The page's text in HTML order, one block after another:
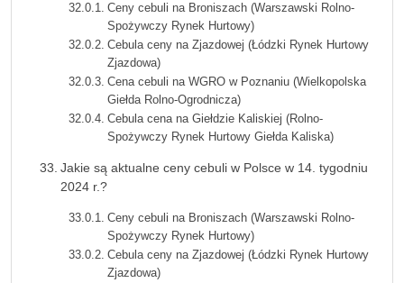
Ceny cebuli na Broniszach (Warszawski Rolno-
Spożywczy Rynek Hurtowy)
Cebula ceny na Zjazdowej (Łódzki Rynek Hurtowy
Zjazdowa)
Cena cebuli na WGRO w Poznaniu (Wielkopolska
Giełda Rolno-Ogrodnicza)
Cebula cena na Giełdzie Kaliskiej (Rolno-
Spożywczy Rynek Hurtowy Giełda Kaliska)
Jakie są aktualne ceny cebuli w Polsce w 14. tygodniu
2024 r.?
Ceny cebuli na Broniszach (Warszawski Rolno-
Spożywczy Rynek Hurtowy)
Cebula ceny na Zjazdowej (Łódzki Rynek Hurtowy
Zjazdowa)